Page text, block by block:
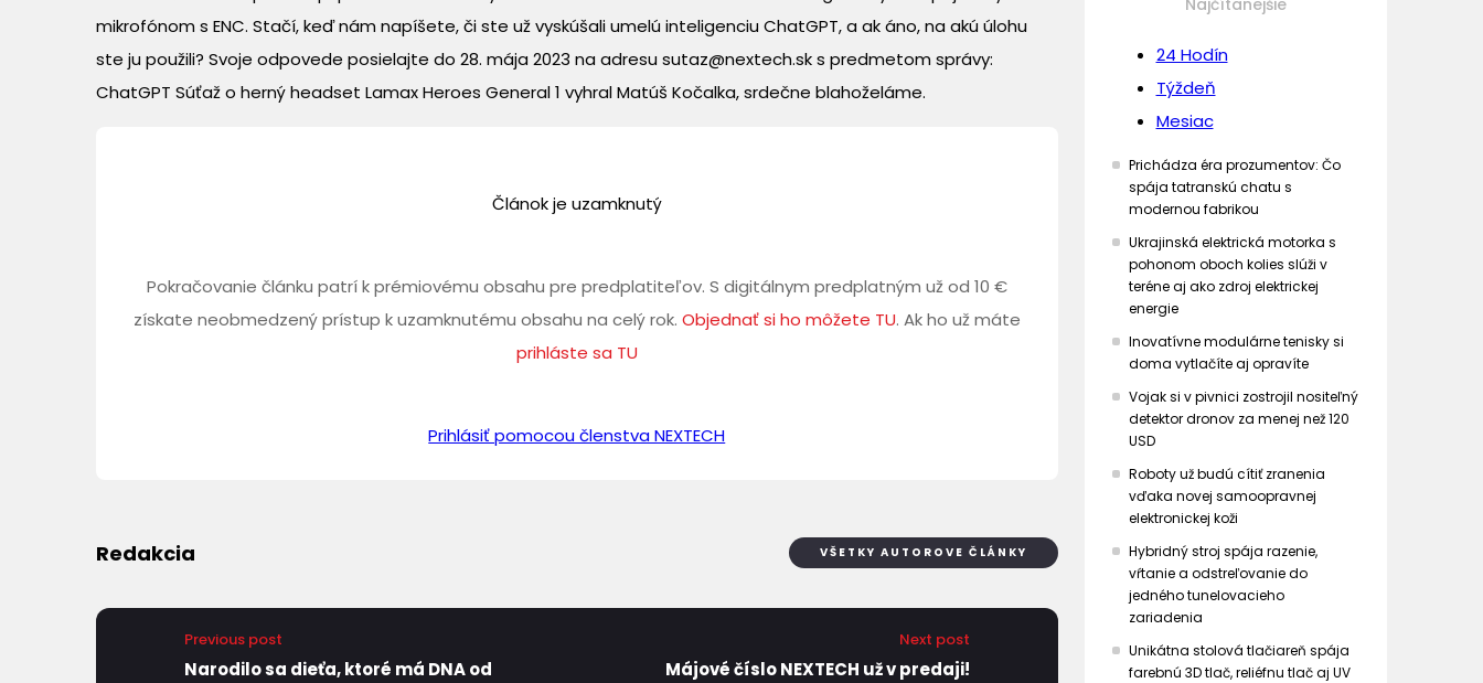
mikrofónom s ENC. Stačí, keď nám napíšete, či ste už vyskúšali umelú inteligenciu ChatGPT, a ak áno, na akú úlohu
ste ju použili? Svoje odpovede posielajte do 28. mája 2023 na adresu sutaz@nextech.sk s predmetom správy:
ChatGPT Súťaž o herný headset Lamax Heroes General 1 vyhral Matúš Kočalka, srdečne blahoželáme.
Článok je uzamknutý
Pokračovanie článku patrí k prémiovému obsahu pre predplatiteľov. S digitálnym predplatným už od 10 €
získate neobmedzený prístup k uzamknutému obsahu na celý rok. Objednať si ho môžete TU. Ak ho už máte
prihláste sa TU
Prihlásiť pomocou členstva NEXTECH
Redakcia VŠETKY AUTOROVE ČLÁNKY
Previous post
Narodilo sa dieťa, ktoré má DNA od
Next post
Májové číslo NEXTECH už v predaji!
Najčítanejšie
24 Hodín
Týždeň
Mesiac
Prichádza éra prozumentov: Čo
spája tatranskú chatu s
modernou fabrikou
Ukrajinská elektrická motorka s
pohonom oboch kolies slúži v
teréne aj ako zdroj elektrickej
energie
Inovatívne modulárne tenisky si
doma vytlačíte aj opravíte
Vojak si v pivnici zostrojil nositeľný
detektor dronov za menej než 120
USD
Roboty už budú cítiť zranenia
vďaka novej samoopravnej
elektronickej koži
Hybridný stroj spája razenie,
vŕtanie a odstreľovanie do
jedného tunelovacieho
zariadenia
Unikátna stolová tlačiareň spája
farebnú 3D tlač, reliéfnu tlač aj UV